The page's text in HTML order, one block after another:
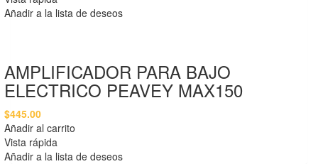
Añadir a la lista de deseos
AMPLIFICADOR PARA BAJO
ELECTRICO PEAVEY MAX150
$445.00
Añadir al carrito
Vista rápida
Añadir a la lista de deseos